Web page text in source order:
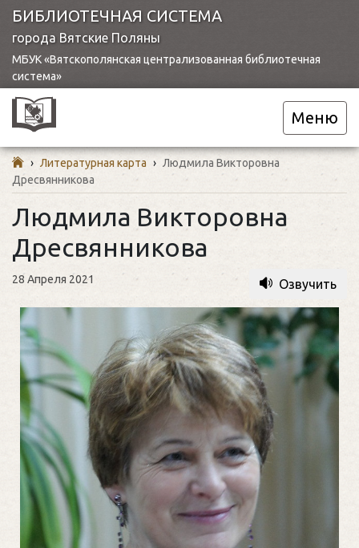
БИБЛИОТЕЧНАЯ СИСТЕМА
города Вятские Поляны
МБУК «Вятскополянская централизованная библиотечная
система»
Меню
› Литературная карта › Людмила Викторовна
Дресвянникова
Людмила Викторовна
Дресвянникова
28 Апреля 2021 Озвучить